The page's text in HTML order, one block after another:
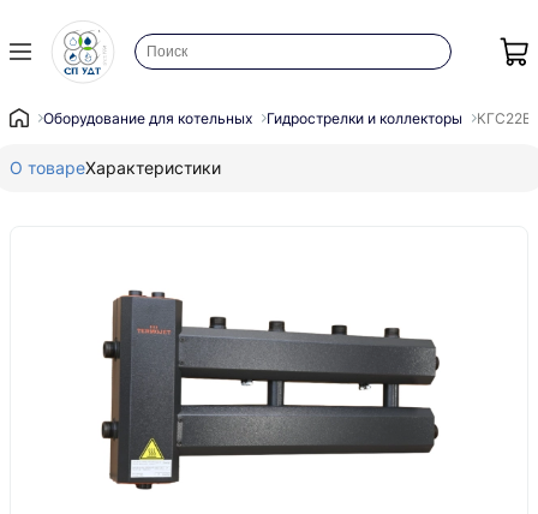
Оборудование для котельных Гидрострелки и коллекторы
О товареХарактеристики